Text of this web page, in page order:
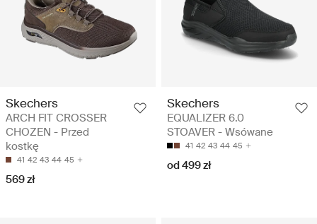
Skechers
ARCH FIT CROSSER
CHOZEN - Przed
kostkę
41 42 43 44 45
569 zł
Skechers
EQUALIZER 6.0
STOAVER - Wsówane
41 42 43 44 45
od 499 zł